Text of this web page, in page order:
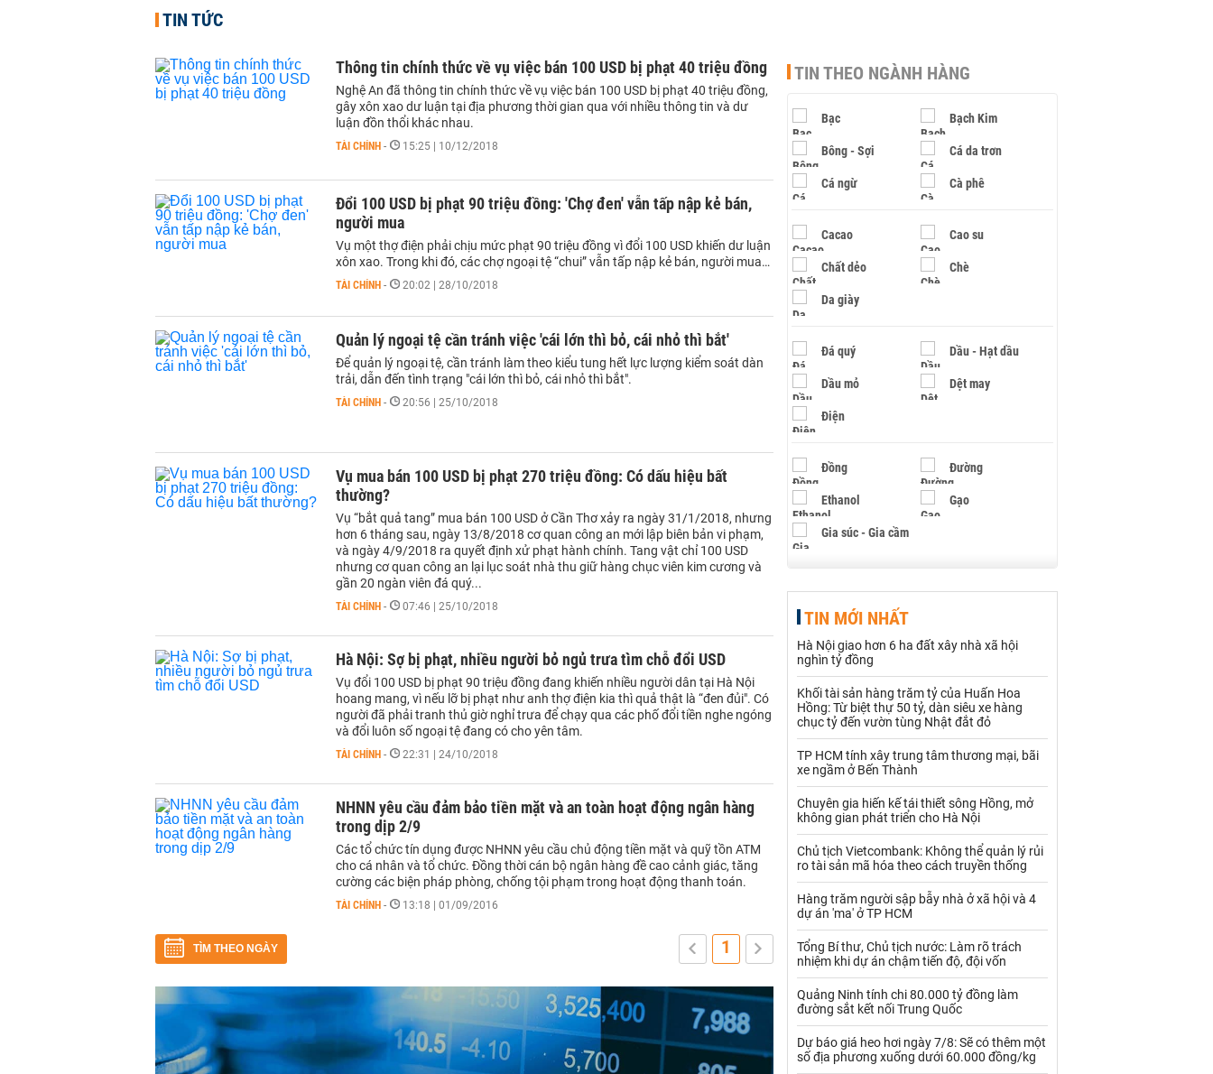
TIN TỨC
Thông tin chính thức về vụ việc bán 100 USD bị phạt 40 triệu đồng
Nghệ An đã thông tin chính thức về vụ việc bán 100 USD bị phạt 40 triệu đồng,
gây xôn xao dư luận tại địa phương thời gian qua với nhiều thông tin và dư
luận đồn thổi khác nhau.
TÀI CHÍNH - 15:25 | 10/12/2018
Đổi 100 USD bị phạt 90 triệu đồng: 'Chợ đen' vẫn tấp nập kẻ bán,
người mua
Vụ một thợ điện phải chịu mức phạt 90 triệu đồng vì đổi 100 USD khiến dư luận
xôn xao. Trong khi đó, các chợ ngoại tệ “chui” vẫn tấp nập kẻ bán, người mua…
TÀI CHÍNH - 20:02 | 28/10/2018
Quản lý ngoại tệ cần tránh việc 'cái lớn thì bỏ, cái nhỏ thì bắt'
Để quản lý ngoại tệ, cần tránh làm theo kiểu tung hết lực lượng kiểm soát dàn
trải, dẫn đến tình trạng "cái lớn thì bỏ, cái nhỏ thì bắt".
TÀI CHÍNH - 20:56 | 25/10/2018
Vụ mua bán 100 USD bị phạt 270 triệu đồng: Có dấu hiệu bất
thường?
Vụ “bắt quả tang” mua bán 100 USD ở Cần Thơ xảy ra ngày 31/1/2018, nhưng
hơn 6 tháng sau, ngày 13/8/2018 cơ quan công an mới lập biên bản vi phạm,
và ngày 4/9/2018 ra quyết định xử phạt hành chính. Tang vật chỉ 100 USD
nhưng cơ quan công an lại lục soát nhà thu giữ hàng chục viên kim cương và
gần 20 ngàn viên đá quý...
TÀI CHÍNH - 07:46 | 25/10/2018
Hà Nội: Sợ bị phạt, nhiều người bỏ ngủ trưa tìm chỗ đổi USD
Vụ đổi 100 USD bị phạt 90 triệu đồng đang khiến nhiều người dân tại Hà Nội
hoang mang, vì nếu lỡ bị phạt như anh thợ điện kia thì quả thật là “đen đủi". Có
người đã phải tranh thủ giờ nghỉ trưa để chạy qua các phố đổi tiền nghe ngóng
và đổi luôn số ngoại tệ đang có cho yên tâm.
TÀI CHÍNH - 22:31 | 24/10/2018
NHNN yêu cầu đảm bảo tiền mặt và an toàn hoạt động ngân hàng
trong dịp 2/9
Các tổ chức tín dụng được NHNN yêu cầu chủ động tiền mặt và quỹ tồn ATM
cho cá nhân và tổ chức. Đồng thời cán bộ ngân hàng đề cao cảnh giác, tăng
cường các biện pháp phòng, chống tội phạm trong hoạt động thanh toán.
TÀI CHÍNH - 13:18 | 01/09/2016
TÌM THEO NGÀY 1
TIN THEO NGÀNH HÀNG
Bạc Bạch Kim
Bông - Sợi Cá da trơn
Cá ngừ Cà phê
Cacao Cao su
Chất dẻo Chè
Da giày
Đá quý Dầu - Hạt dầu
Dầu mỏ Dệt may
Điện
Đồng Đường
Ethanol Gạo
Gia súc - Gia cầm
Hạt điều
Khí đốt
Kim loại khác Mắc ca
Muối
Nhựa - Hạt nhựa
Palladium Phân bón
Rau - Củ -Quả Sắt thép
Sữa
Than Thức ăn chăn nuôi
Thủy hải sản khác Tôm
Vàng
VLXD khác Xăng dầu
TIN MỚI NHẤT
Hà Nội giao hơn 6 ha đất xây nhà xã hội
nghìn tỷ đồng
Khối tài sản hàng trăm tỷ của Huấn Hoa
Hồng: Từ biệt thự 50 tỷ, dàn siêu xe hàng
chục tỷ đến vườn tùng Nhật đắt đỏ
TP HCM tính xây trung tâm thương mại, bãi
xe ngầm ở Bến Thành
Chuyên gia hiến kế tái thiết sông Hồng, mở
không gian phát triển cho Hà Nội
Chủ tịch Vietcombank: Không thể quản lý rủi
ro tài sản mã hóa theo cách truyền thống
Hàng trăm người sập bẫy nhà ở xã hội và 4
dự án 'ma' ở TP HCM
Tổng Bí thư, Chủ tịch nước: Làm rõ trách
nhiệm khi dự án chậm tiến độ, đội vốn
Quảng Ninh tính chi 80.000 tỷ đồng làm
đường sắt kết nối Trung Quốc
Dự báo giá heo hơi ngày 7/8: Sẽ có thêm một
số địa phương xuống dưới 60.000 đồng/kg